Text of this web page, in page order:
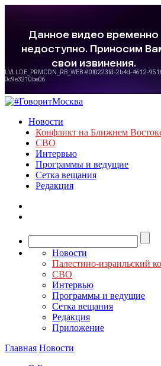
Новости
Конфликт на Ближнем
СВО
Интервью
Программы и ведущие
Сетка вещания
Редакция
Новости
Палестино-израильский
СВО
Интервью
Программы и ведущие
Сетка вещания
Редакция
Приложение
Главная Новости